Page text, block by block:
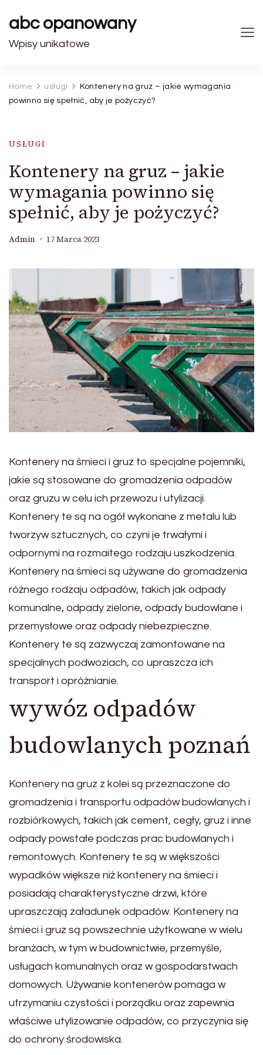
abc opanowany
Wpisy unikatowe
Home usługi
Kontenery na gruz – jakie wymagania
powinno się spełnić, aby je pożyczyć?
USŁUGI
Kontenery na gruz – jakie
wymagania powinno się
spełnić, aby je pożyczyć?
Admin 17 Marca 2023
Kontenery na śmieci i gruz to specjalne pojemniki,
jakie są stosowane do gromadzenia odpadów
oraz gruzu w celu ich przewozu i utylizacji.
Kontenery te są na ogół wykonane z metalu lub
tworzyw sztucznych, co czyni je trwałymi i
odpornymi na rozmaitego rodzaju uszkodzenia.
Kontenery na śmieci są używane do gromadzenia
różnego rodzaju odpadów, takich jak odpady
komunalne, odpady zielone, odpady budowlane i
przemysłowe oraz odpady niebezpieczne.
Kontenery te są zazwyczaj zamontowane na
specjalnych podwoziach, co upraszcza ich
transport i opróżnianie.
wywóz odpadów
budowlanych poznań
Kontenery na gruz z kolei są przeznaczone do
gromadzenia i transportu odpadów budowlanych i
rozbiórkowych, takich jak cement, cegły, gruz i inne
odpady powstałe podczas prac budowlanych i
remontowych. Kontenery te są w większości
wypadków większe niż kontenery na śmieci i
posiadają charakterystyczne drzwi, które
upraszczają załadunek odpadów. Kontenery na
śmieci i gruz są powszechnie użytkowane w wielu
branżach, w tym w budownictwie, przemyśle,
usługach komunalnych oraz w gospodarstwach
domowych. Używanie kontenerów pomaga w
utrzymaniu czystości i porządku oraz zapewnia
właściwe utylizowanie odpadów, co przyczynia się
do ochrony środowiska.